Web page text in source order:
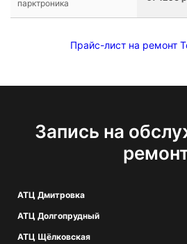
парктроника
Прайс-лист на ремонт
Запись на
АТЦ Дмитровка
АТЦ Долгопрудный
АТЦ Щёлковская